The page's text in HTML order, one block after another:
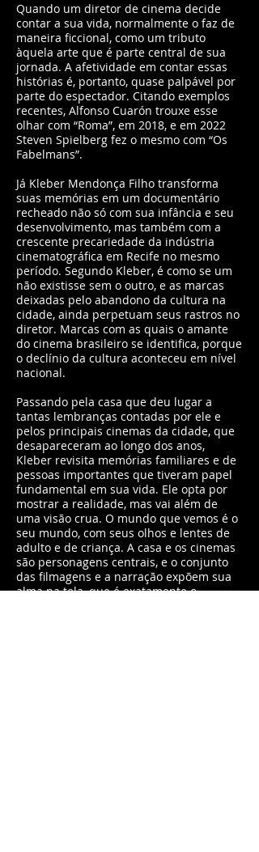
Quando um diretor de cinema decide
contar a sua vida, normalmente o faz de
maneira ficcional, como um tributo
àquela arte que é parte central de sua
jornada. A afetividade em contar essas
histórias é, portanto, quase palpável por
parte do espectador. Citando exemplos
recentes, Alfonso Cuarón trouxe esse
olhar com “Roma”, em 2018, e em 2022
Steven Spielberg fez o mesmo com “Os
Fabelmans”.
Já Kleber Mendonça Filho transforma
suas memórias em um documentário
recheado não só com sua infância e seu
desenvolvimento, mas também com a
crescente precariedade da indústria
cinematográfica em Recife no mesmo
período. Segundo Kleber, é como se um
não existisse sem o outro, e as marcas
deixadas pelo abandono da cultura na
cidade, ainda perpetuam seus rastros no
diretor. Marcas com as quais o amante
do cinema brasileiro se identifica, porque
o declínio da cultura aconteceu em nível
nacional.
Passando pela casa que deu lugar a
tantas lembranças contadas por ele e
pelos principais cinemas da cidade, que
desapareceram ao longo dos anos,
Kleber revisita memórias familiares e de
pessoas importantes que tiveram papel
fundamental em sua vida. Ele opta por
mostrar a realidade, mas vai além de
uma visão crua. O mundo que vemos é o
seu mundo, com seus olhos e lentes de
adulto e de criança. A casa e os cinemas
são personagens centrais, e o conjunto
das filmagens e a narração expõem sua
alma na tela, que é exatamente o